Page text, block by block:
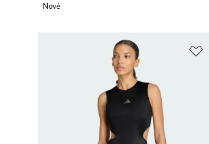
Nové